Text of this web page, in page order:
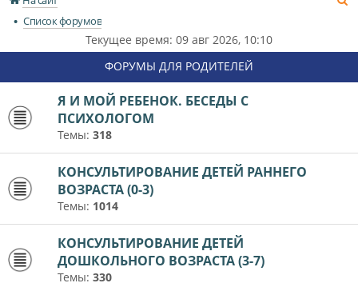
Список форумов
к
Текущее время: 09 авг 2026, 10:10
ФОРУМЫ ДЛЯ РОДИТЕЛЕЙ
Я И МОЙ РЕБЕНОК. БЕСЕДЫ С
ПСИХОЛОГОМ
Темы: 318
КОНСУЛЬТИРОВАНИЕ ДЕТЕЙ РАННЕГО
ВОЗРАСТА (0-3)
Темы: 1014
КОНСУЛЬТИРОВАНИЕ ДЕТЕЙ
ДОШКОЛЬНОГО ВОЗРАСТА (3-7)
Темы: 330